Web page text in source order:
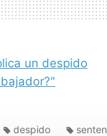
un despido
despido